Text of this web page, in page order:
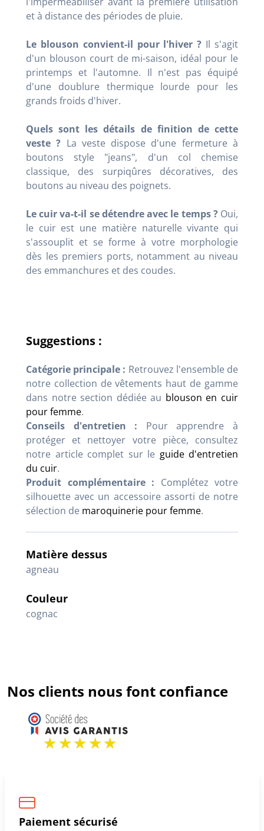
et à distance des périodes de pluie.
Le blouson convient-il pour l'hiver ? Il s'agit
d'un blouson court de mi-saison, idéal pour le
printemps et l'automne. Il n'est pas équipé
d'une doublure thermique lourde pour les
grands froids d'hiver.
Quels sont les détails de finition de cette
veste ? La veste dispose d'une fermeture à
boutons style "jeans", d'un col chemise
classique, des surpiqûres décoratives, des
boutons au niveau des poignets.
Le cuir va-t-il se détendre avec le temps ?Oui,
le cuir est une matière naturelle vivante qui
s'assouplit et se forme à votre morphologie
dès les premiers ports, notamment au niveau
des emmanchures et des coudes.
Suggestions :
Catégorie principale : Retrouvez l'ensemble de
notre collection de vêtements haut de gamme
dans notre section dédiée au blouson en cuir
pour femme.
Conseils d'entretien : Pour apprendre à
protéger et nettoyer votre pièce, consultez
notre article complet sur le guide d'entretien
du cuir.
Produit complémentaire : Complétez votre
silhouette avec un accessoire assorti de notre
sélection de maroquinerie pour femme.
Matière dessus
agneau
Couleur
cognac
Nos clients nous font confiance
Paiement sécurisé